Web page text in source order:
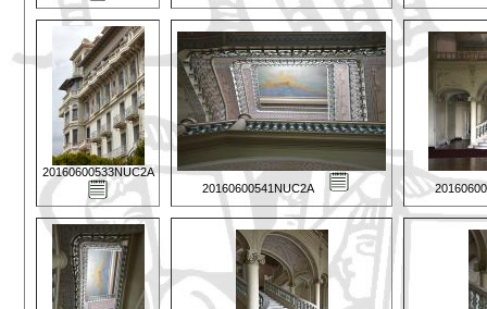
20160600533NUC2A
20160600541NUC2A